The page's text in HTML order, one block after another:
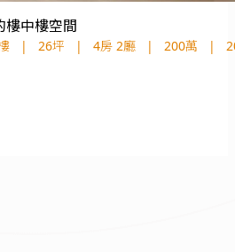
樓中樓空間
| 26坪 | 4房 2廳 | 200萬 |